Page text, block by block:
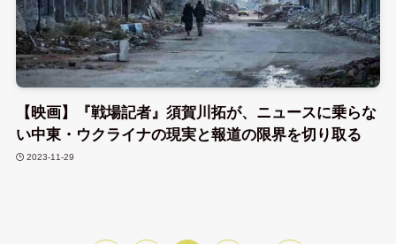
【映画】『戦場記者』須賀川拓が、ニュースに乗らな
い中東・ウクライナの現実と報道の限界を切り取る
2023-11-29